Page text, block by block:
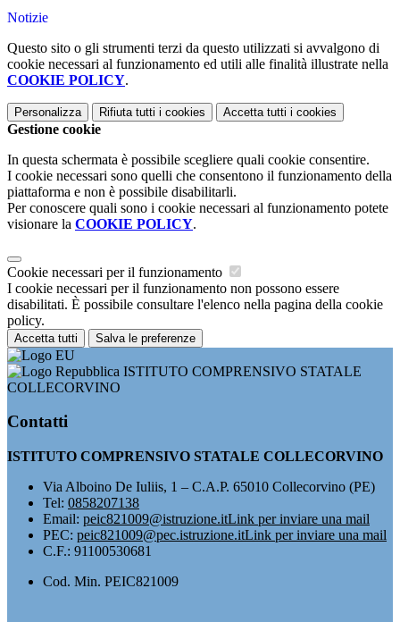
Notizie
Questo sito o gli strumenti terzi da questo utilizzati si avvalgono di
cookie necessari al funzionamento ed utili alle finalità illustrate nella
COOKIE POLICY.
Personalizza Rifiuta tutti i cookies Accetta tutti i cookies
Gestione cookie
In questa schermata è possibile scegliere quali cookie consentire.
I cookie necessari sono quelli che consentono il funzionamento della
piattaforma e non è possibile disabilitarli.
Per conoscere quali sono i cookie necessari al funzionamento potete
visionare la COOKIE POLICY.
Cookie necessari per il funzionamento
I cookie necessari per il funzionamento non possono essere
disabilitati. È possibile consultare l'elenco nella pagina della cookie
policy.
Accetta tutti Salva le preferenze
ISTITUTO COMPRENSIVO STATALE
COLLECORVINO
Contatti
ISTITUTO COMPRENSIVO STATALE COLLECORVINO
Via Alboino De Iuliis, 1 – C.A.P. 65010 Collecorvino (PE)
Tel: 0858207138
Email: peic821009@istruzione.itLink per inviare una mail
PEC: peic821009@pec.istruzione.itLink per inviare una mail
C.F.: 91100530681
Cod. Min. PEIC821009